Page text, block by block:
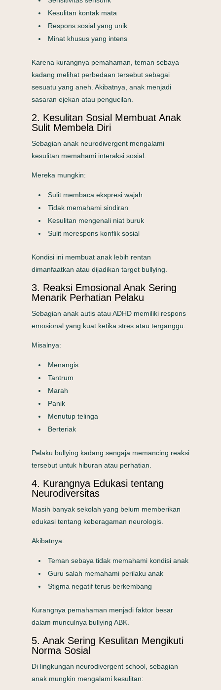
Kesulitan kontak mata
Respons sosial yang unik
Minat khusus yang intens
Karena kurangnya pemahaman, teman sebaya
kadang melihat perbedaan tersebut sebagai
sesuatu yang aneh. Akibatnya, anak menjadi
sasaran ejekan atau pengucilan.
2. Kesulitan Sosial Membuat Anak
Sulit Membela Diri
Sebagian anak neurodivergent mengalami
kesulitan memahami interaksi sosial.
Mereka mungkin:
Sulit membaca ekspresi wajah
Tidak memahami sindiran
Kesulitan mengenali niat buruk
Sulit merespons konflik sosial
Kondisi ini membuat anak lebih rentan
dimanfaatkan atau dijadikan target bullying.
3. Reaksi Emosional Anak Sering
Menarik Perhatian Pelaku
Sebagian anak autis atau ADHD memiliki respons
emosional yang kuat ketika stres atau terganggu.
Misalnya:
Menangis
Tantrum
Marah
Panik
Menutup telinga
Berteriak
Pelaku bullying kadang sengaja memancing reaksi
tersebut untuk hiburan atau perhatian.
4. Kurangnya Edukasi tentang
Neurodiversitas
Masih banyak sekolah yang belum memberikan
edukasi tentang keberagaman neurologis.
Akibatnya:
Teman sebaya tidak memahami kondisi anak
Guru salah memahami perilaku anak
Stigma negatif terus berkembang
Kurangnya pemahaman menjadi faktor besar
dalam munculnya bullying ABK.
5. Anak Sering Kesulitan Mengikuti
Norma Sosial
Di lingkungan neurodivergent school, sebagian
anak mungkin mengalami kesulitan: